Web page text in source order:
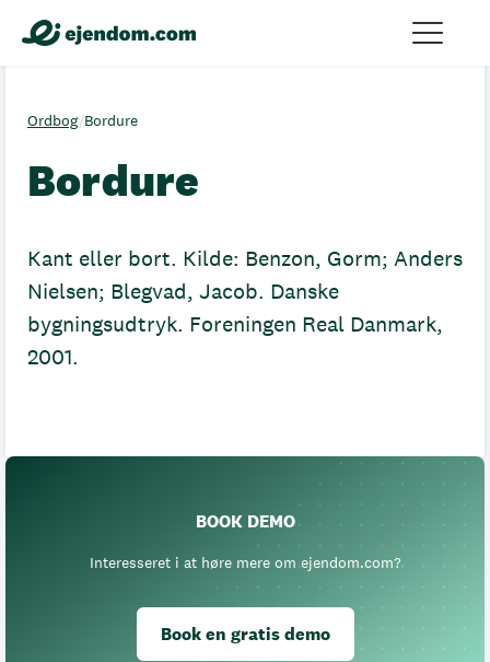
Ordbog/Bordure
Bordure
Kant eller bort. Kilde: Benzon, Gorm; Anders
Nielsen; Blegvad, Jacob. Danske
bygningsudtryk. Foreningen Real Danmark,
2001.
BOOK DEMO
Interesseret i at høre mere om ejendom.com?
Book en gratis demo